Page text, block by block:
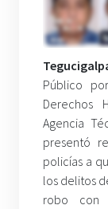
Público
Derechos
Agencia
presentó
policías a
los delitos
robo con